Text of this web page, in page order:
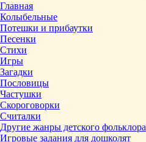
Главная
Колыбельные
Потешки и прибаутки
Песенки
Стихи
Игры
Загадки
Пословицы
Частушки
Скороговорки
Считалки
Другие жанры детского фольклора
Игровые задания для дошколят